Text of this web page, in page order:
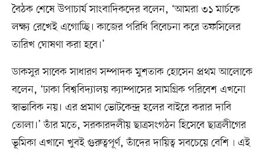
বৈঠক শেষে উপাচার্য সাংবাদিকদের বলেন, ‘আমরা ৩১ মার্চকে
লক্ষ্য রেখেই এগোচ্ছি। কাজের পরিধি বিবেচনা করে তফসিলের
তারিখ ঘোষণা করা হবে।’
ডাকসুর সাবেক সাধারণ সম্পাদক মুশতাক হোসেন প্রথম আলোকে
বলেন, ‘ঢাকা বিশ্ববিদ্যালয় ক্যাম্পাসের সামগ্রিক পরিবেশ এখনো
স্বাভাবিক নয়। এর প্রমাণ ভোটকেন্দ্র হলের বাইরে করার দাবি
তোলা।’ তাঁর মতে, সরকারদলীয় ছাত্রসংগঠন হিসেবে ছাত্রলীগের
ভূমিকা এখানে খুবই গুরুত্বপূর্ণ, তাঁদের দায়িত্ব সবচেয়ে বেশি৷ এই